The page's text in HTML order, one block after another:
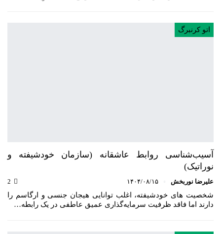
اتو کرنبرگ
آسیب‌شناسی روابط عاشقانه (سازمان خودشیفته و
نوراتیک)
علیرضا نوربخش ۱۴۰۴/۰۸/۱۵
شخصیت های خودشیفته، اغلب توانایی هیجان جنسی و ارگاسم را
دارند اما فاقد ظرفیت سرمایه‌گذاری عمیق عاطفی در یک رابطه…